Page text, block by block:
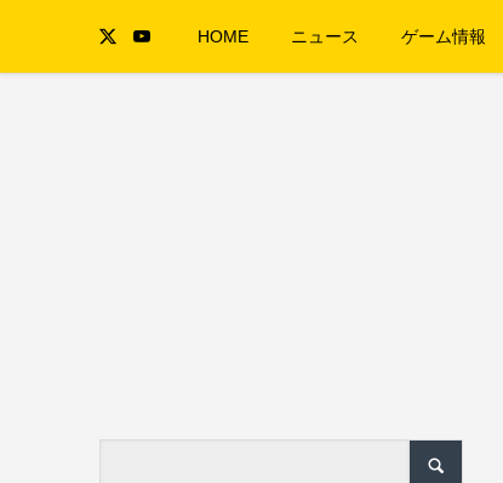
HOME ニュース ゲーム情報